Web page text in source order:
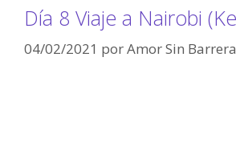
Día 8 Viaje a Nairobi
04/02/2021 porAmor Sin